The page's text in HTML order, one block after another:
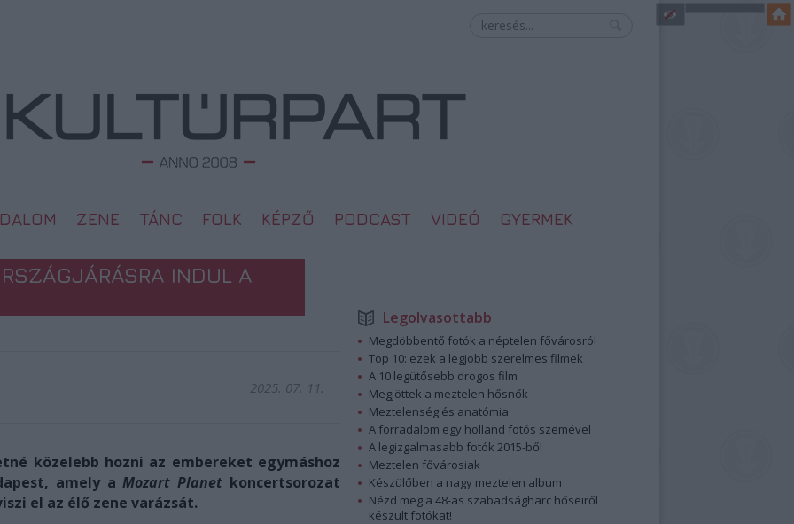
ZENE TÁNC FOLK KÉPZŐ PODCAST VIDEÓ GYERMEK
INDUL A
2025. 07. 11.
közelebb hozni az embereket egymáshoz
amely aMozart Planet koncertsorozat
el az élő zene varázsát.
Legolvasottabb
Megdöbbentő fotók a néptelen fővárosról
Top 10: ezek a legjobb szerelmes filmek
A 10 legütősebb drogos film
Megjöttek a meztelen hősnők
Meztelenség és anatómia
A forradalom egy holland fotós szemével
A legizgalmasabb fotók 2015-ből
Meztelen fővárosiak
Készülőben a nagy meztelen album
Nézd meg a 48-as szabadságharc hőseiről
készült fotókat!